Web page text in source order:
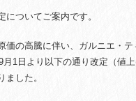
についてご案内です。
価の高騰に伴い、ガルニエ・
月1日より以下の通り改定（値
ました。